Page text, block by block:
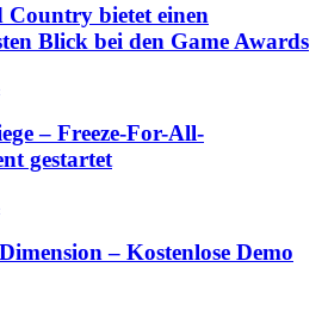
bietet einen
Blick bei den Game Awards
– Freeze-For-All-
gestartet
– Kostenlose Demo